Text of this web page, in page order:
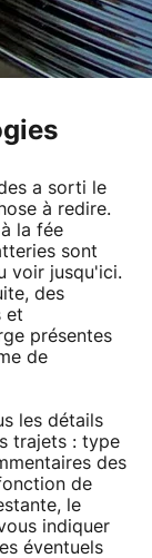
a sorti le
à redire.
la fée
sont
voir jusqu'ici.
des
et
présentes
de
les détails
trajets : type
des
de
le
indiquer
éventuels